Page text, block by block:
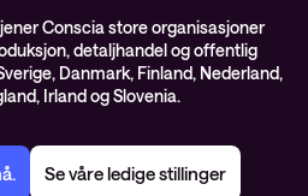
Conscia store organisasjoner
detaljhandel og offentlig
Danmark, Finland, Nederland,
Irland og Slovenia.
Se våre ledige stillinger